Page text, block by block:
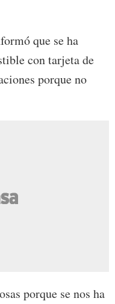
que se ha
con tarjeta de
porque no
porque se nos ha